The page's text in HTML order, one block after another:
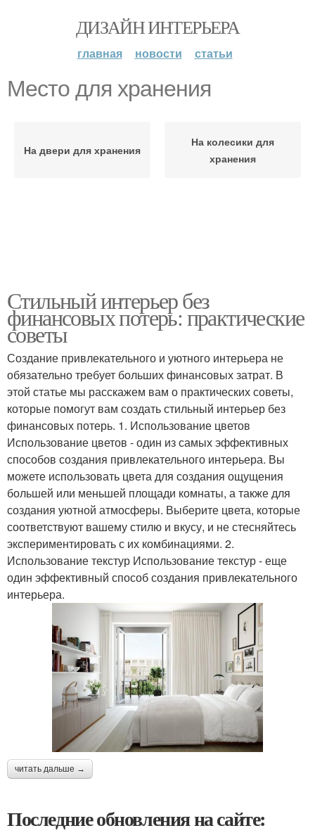
ДИЗАЙН ИНТЕРЬЕРА
главная новости статьи
Место для хранения
На двери для хранения
На колесики для
хранения
Стильный интерьер без
финансовых потерь: практические
советы
Создание привлекательного и уютного интерьера не
обязательно требует больших финансовых затрат. В
этой статье мы расскажем вам о практических советы,
которые помогут вам создать стильный интерьер без
финансовых потерь. 1. Использование цветов
Использование цветов - один из самых эффективных
способов создания привлекательного интерьера. Вы
можете использовать цвета для создания ощущения
большей или меньшей площади комнаты, а также для
создания уютной атмосферы. Выберите цвета, которые
соответствуют вашему стилю и вкусу, и не стесняйтесь
экспериментировать с их комбинациями. 2.
Использование текстур Использование текстур - еще
один эффективный способ создания привлекательного
интерьера.
читать дальше →
Последние обновления на сайте: